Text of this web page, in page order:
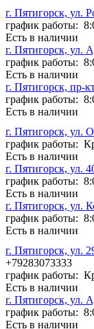
г. Пятигорск, ул.
график работы:
Есть в наличии
г. Пятигорск, ул.
график работы:
Есть в наличии
г. Пятигорск, пр-
график работы:
Есть в наличии
г. Пятигорск, ул.
график работы:
Есть в наличии
г. Пятигорск, ул.
график работы:
Есть в наличии
г. Пятигорск, ул.
график работы:
Есть в наличии
г. Пятигорск, ул.
+79283073333
график работы:
Есть в наличии
г. Пятигорск, ул.
график работы:
Есть в наличии